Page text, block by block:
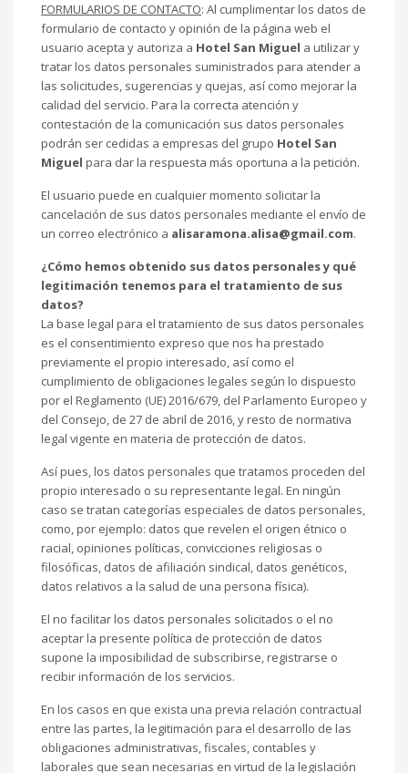
FORMULARIOS DE CONTACTO: Al cumplimentar los datos de
formulario de contacto y opinión de la página web el
usuario acepta y autoriza a Hotel San Miguel a utilizar y
tratar los datos personales suministrados para atender a
las solicitudes, sugerencias y quejas, así como mejorar la
calidad del servicio. Para la correcta atención y
contestación de la comunicación sus datos personales
podrán ser cedidas a empresas del grupo Hotel San
Miguel para dar la respuesta más oportuna a la petición.
El usuario puede en cualquier momento solicitar la
cancelación de sus datos personales mediante el envío de
un correo electrónico a alisaramona.alisa@gmail.com.
¿Cómo hemos obtenido sus datos personales y qué
legitimación tenemos para el tratamiento de sus
datos?
La base legal para el tratamiento de sus datos personales
es el consentimiento expreso que nos ha prestado
previamente el propio interesado, así como el
cumplimiento de obligaciones legales según lo dispuesto
por el Reglamento (UE) 2016/679, del Parlamento Europeo y
del Consejo, de 27 de abril de 2016, y resto de normativa
legal vigente en materia de protección de datos.
Así pues, los datos personales que tratamos proceden del
propio interesado o su representante legal. En ningún
caso se tratan categorías especiales de datos personales,
como, por ejemplo: datos que revelen el origen étnico o
racial, opiniones políticas, convicciones religiosas o
filosóficas, datos de afiliación sindical, datos genéticos,
datos relativos a la salud de una persona física).
El no facilitar los datos personales solicitados o el no
aceptar la presente política de protección de datos
supone la imposibilidad de subscribirse, registrarse o
recibir información de los servicios.
En los casos en que exista una previa relación contractual
entre las partes, la legitimación para el desarrollo de las
obligaciones administrativas, fiscales, contables y
laborales que sean necesarias en virtud de la legislación